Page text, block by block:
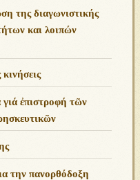
της διαγωνιστικής
και λοιπών
κινήσεις
γιά ἐπιστροφή τῶν
την πανορθόδοξη